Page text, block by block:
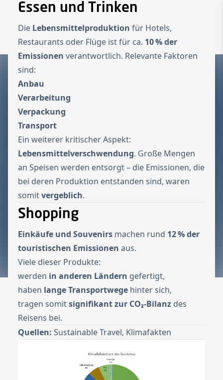
Switch to
Essen und Trinken
Die Lebensmittelproduktion für Hotels,
Restaurants oder Flüge ist für ca. 10 % der
Emissionen verantwortlich. Relevante Faktoren
sind:
Anbau
Verarbeitung
Verpackung
Transport
Ein weiterer kritischer Aspekt:
Lebensmittelverschwendung. Große Mengen
an Speisen werden entsorgt – die Emissionen, die
bei deren Produktion entstanden sind, waren
somitvergeblich.
Shopping
Einkäufe und Souvenirs machen rund 12 % der
touristischen Emissionen aus.
Viele dieser Produkte:
werden in anderen Ländern gefertigt,
haben lange Transportwege hinter sich,
tragen somitsignifikant zur CO₂-Bilanz des
Reisens bei.
Quellen: Sustainable Travel, Klimafakten